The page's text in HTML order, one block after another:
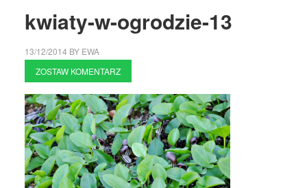
kwiaty-w-ogrodzie-13
13/12/2014 BY EWA
ZOSTAW KOMENTARZ